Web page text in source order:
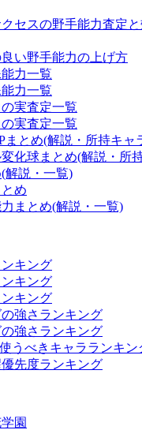
セスの野手能力査定
い野手能力の上げ方
力一覧
力一覧
実査定一覧
実査定一覧
まとめ(解説・所持キャ
化球まとめ(解説・所
解説・一覧)
め
まとめ(解説・一覧)
キング
キング
キング
強さランキング
強さランキング
うべきキャラランキン
先度ランキング
園